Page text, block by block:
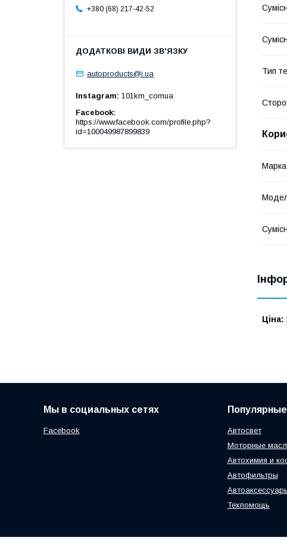
Тип
Марка
Ціна:
+380 (68) 217-42-52
autoproducts@i.ua
Instagram 101km_comua
Facebook
https://www.facebook.com/profile.php?
id=100049987899839
Мы в социальных сетях
Facebook
Автосвет
Моторные
Автохимия и
Автофильтры
Техпомощь